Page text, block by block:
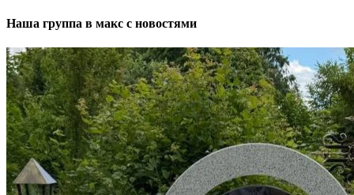
Наша группа в макс с новостями